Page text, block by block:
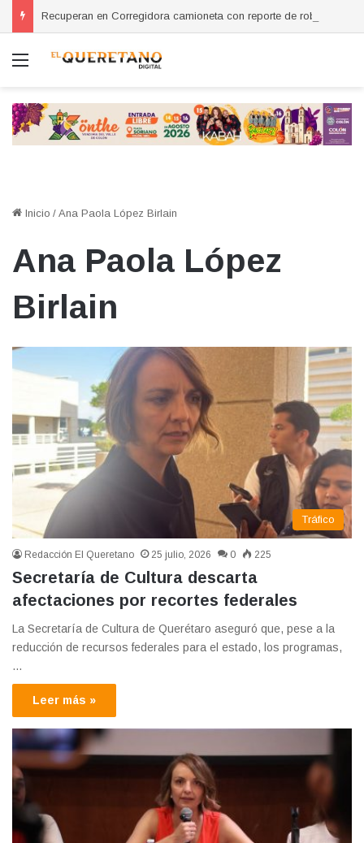
Menú
Inicio / Ana Paola López Birlain
Ana Paola López
Birlain
Tráfico
Redacción El Queretano 25 julio, 2026 0 225
Secretaría de Cultura descarta
afectaciones por recortes federales
La Secretaría de Cultura de Querétaro aseguró que, pese a la
reducción de recursos federales para el estado, los programas,
…
Leer más »